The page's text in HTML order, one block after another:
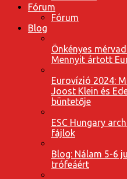
Fórum
Fórum
Blog
Önkényes
Mennyit ártott
Eurovízió 2024:
Joost Klein és
büntetője
ESC Hungary
fájlok
Blog: Nálam 5-6
trófeáért